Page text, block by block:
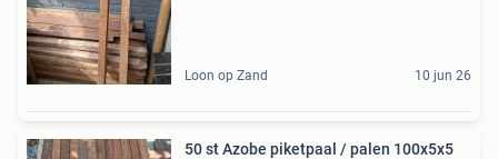
Loon op Zand 10 jun 26
50 st Azobe piketpaal / palen 100x5x5